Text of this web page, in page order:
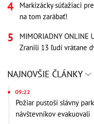
Markizácky súťažiaci
na tom zarábať!
MIMORIADNY
Zranili 13 ľudí vrátane
NAJNOVŠIE ČLÁNKY
09:22
Požiar pustoší slávny
návštevníkov evakuovali